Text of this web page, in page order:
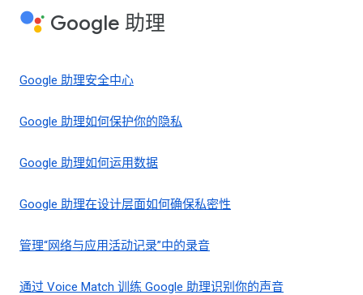
Google 助理
Google 助理安全中心
Google 助理如何保护你的隐私
Google 助理如何运用数据
Google 助理在设计层面如何确保私密性
管理“网络与应用活动记录”中的录音
通过 Voice Match 训练 Google 助理识别你的声音